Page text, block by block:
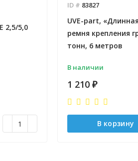
2,5/5,0
ID # 83827
UVE-part,
ремня крепления
тонн, 6 метров
В наличии
1 210 ₽
В корзину